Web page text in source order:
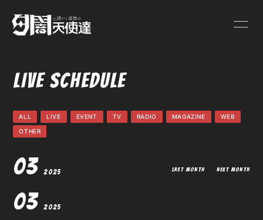
PROFILE
DISCOGRAPHY
BLOG
LIVE SCHEDULE
ALL LIVE EVENT TV RADIO MAGAZINE WEB
OTHER
03 2025 LAST MONTH NEXT MONTH
03 2025